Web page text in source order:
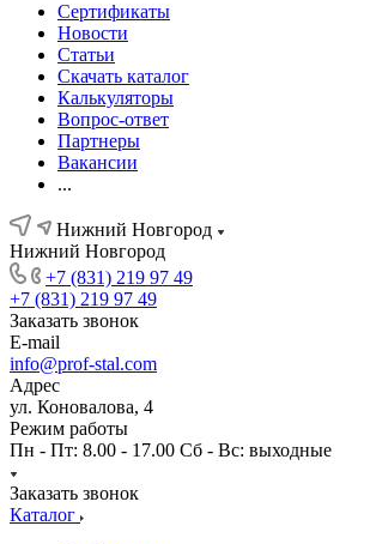
Сертификаты
Новости
Статьи
Скачать каталог
Калькуляторы
Вопрос-ответ
Партнеры
Вакансии
...
Нижний Новгород
Нижний Новгород
+7 (831) 219 97 49
+7 (831) 219 97 49
Заказать звонок
E-mail
info@prof-stal.com
Адрес
ул. Коновалова, 4
Режим работы
Пн - Пт: 8.00 - 17.00 Сб - Вс: выходные
Заказать звонок
Каталог